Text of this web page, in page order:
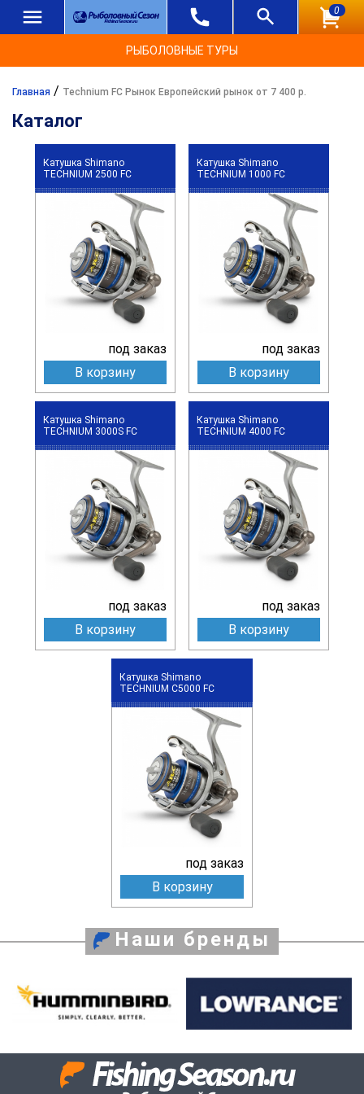
0
РЫБОЛОВНЫЕ ТУРЫ
Главная / Technium FC Рынок Европейский рынок от 7 400 р.
Каталог
Катушка Shimano
TECHNIUM 2500 FC
под заказ
В корзину
Катушка Shimano
TECHNIUM 1000 FC
под заказ
В корзину
Катушка Shimano
TECHNIUM 3000S FC
под заказ
В корзину
Катушка Shimano
TECHNIUM 4000 FC
под заказ
В корзину
Катушка Shimano
TECHNIUM C5000 FC
под заказ
В корзину
Наши бренды